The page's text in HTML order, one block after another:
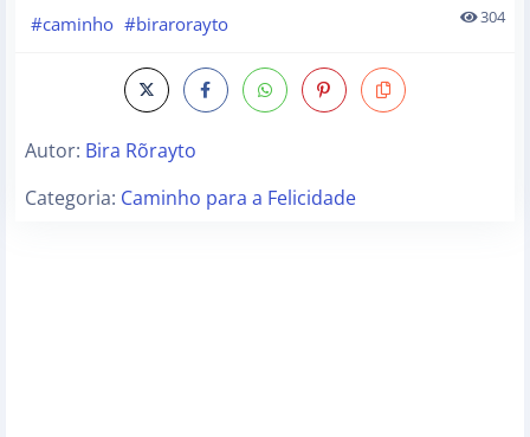
#caminho #birarorayto 304
Autor: Bira Rõrayto
Categoria: Caminho para a Felicidade